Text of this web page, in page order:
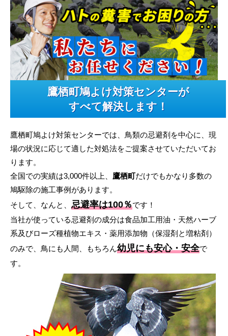
鷹栖町鳩よけ対策センターが
すべて解決します！
鷹栖町鳩よけ対策センターでは、鳥類の忌避剤を中心に、現
場の状況に応じて適した対処法をご提案させていただいてお
ります。
全国での実績は3,000件以上、 鷹栖町だけでもかなり多数の
鳩駆除の施工事例があります。
そして、なんと、 忌避率は100％です！
当社が使っている忌避剤の成分は食品加工用油・天然ハーブ
系及びローズ種植物エキス・薬用添加物（保湿剤と増粘剤）
のみで、鳥にも人間、もちろん幼児にも安心・安全で
す。